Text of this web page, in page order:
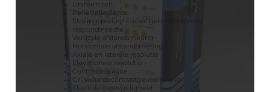
Uniformiteit
Penetratiediepte
Stralingsprofiel/ Focaal gebied/ Laterale
responsbreedte
Verticale afstandsmeting
Horizontale afstandsmeting
Axiale en laterale resolutie
Elevationale resolutie
Contrastresolutie
Grijswaardecontrastgevoeligheid
Elasticiteitsgevoeligheid